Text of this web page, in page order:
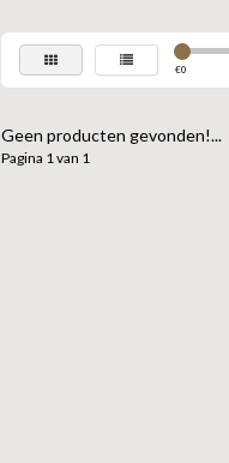
€0
Geen producten gevonden!...
Pagina 1 van 1